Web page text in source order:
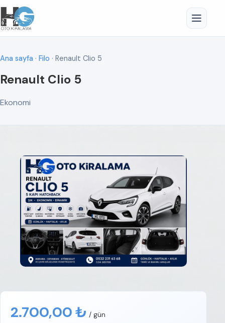
Ana sayfa · Filo · Renault Clio 5
Renault Clio 5
Ekonomi
2.700,00 ₺ / gün